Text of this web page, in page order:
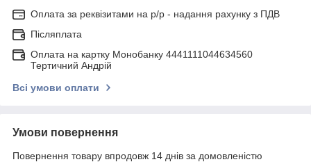
Оплата за реквізитами на р/р - надання рахунку з ПДВ
Післяплата
Оплата на картку Монобанку 4441111044634560
Тертичний Андрій
Всі умови оплати
Умови повернення
Повернення товару впродовж 14 днів за домовленістю